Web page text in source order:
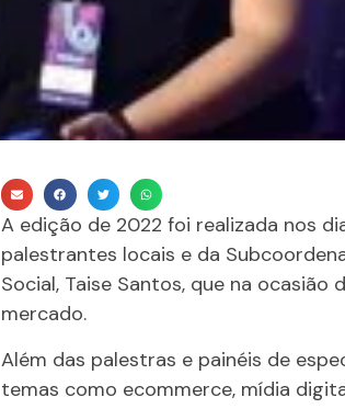
A edição de 2022 foi realizada nos
palestrantes locais e da
Social, Taise Santos, que na
mercado.
Além das palestras e painéis de
temas como ecommerce, mídia